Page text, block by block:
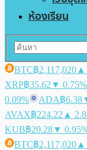
ห้องเรียน
BTC฿2,117,020 ▲
XRP฿35.62 ▼ 0.75%
0.09%
ADA฿6.38
AVAX฿224.22 ▲
KUB฿20.28▼
BTC฿2,117,020 ▲